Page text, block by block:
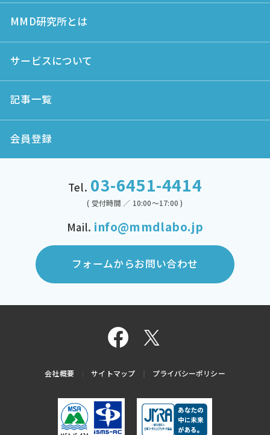
MMD研究所とは
サービスについて
記事一覧
会員登録
Tel. 03-6451-4414
( 受付時間 ／ 10:00～17:00 )
Mail. info@mmdlabo.jp
フォームからお問い合わせ
会社概要 サイトマップ プライバシーポリシー